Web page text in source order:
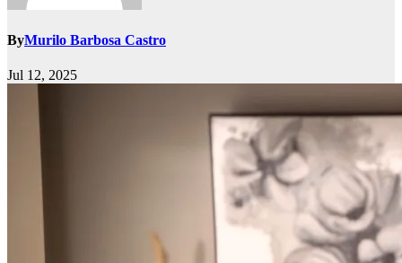
ByMurilo Barbosa Castro
Jul 12, 2025